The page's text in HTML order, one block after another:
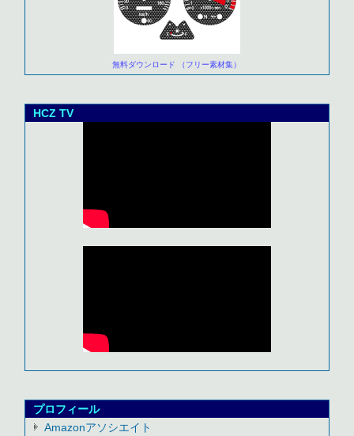
無料ダウンロード （フリー素材集）
HCZ TV
プロフィール
Amazonアソシエイト